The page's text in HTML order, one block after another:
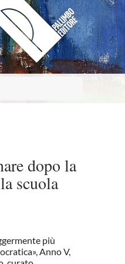
dopo la
scuola
più
Anno V,